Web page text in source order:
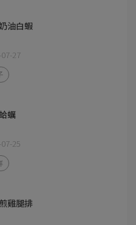
油白蝦
27
蠣
25
雞腿排